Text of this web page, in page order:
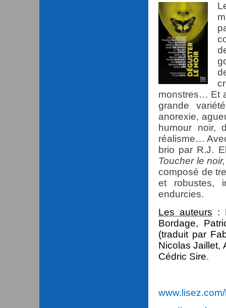
monstres… Et
grande
anorexie,
humour noir,
réalisme…
brio par R.J.
Toucher le
composé de
et robustes,
endurcies.
Les auteurs :
Bordage,
(traduit par
Nicolas Jaillet,
Cédric Sire.